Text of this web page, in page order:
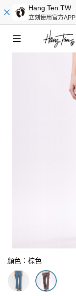
Hang Ten TW
立刻使用官方APP
顏色：棕色